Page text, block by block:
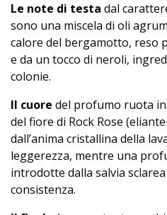
Le note di testa dal
sono una miscela di oli
calore del bergamotto, reso
e da un tocco di neroli,
colonie.
Il cuore del profumo ruota
del fiore di Rock Rose
dall’anima cristallina della
leggerezza, mentre una
introdotte dalla salvia
consistenza.